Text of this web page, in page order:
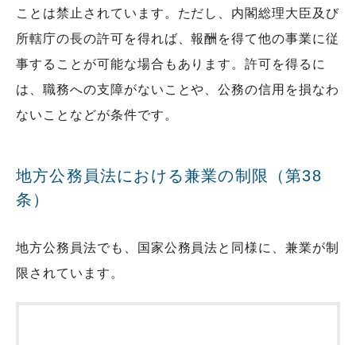
ことは禁止されています。ただし、内閣総理大臣及び
所轄庁の長の許可を得れば、報酬を得て他の事業に従
事することが可能な場合もあります。許可を得るに
は、職務への支障がないことや、公務の信用を損なわ
ないことなどが条件です。
地方公務員法における兼業の制限（第38
条）
地方公務員法でも、国家公務員法と同様に、兼業が制
限されています。